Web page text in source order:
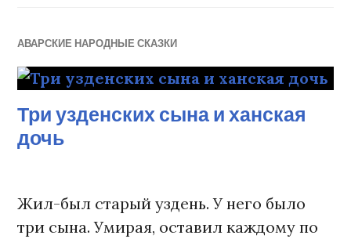
АВАРСКИЕ НАРОДНЫЕ СКАЗКИ
Три узденских сына и ханская
дочь
Жил-был старый уздень. У него было
три сына. Умирая, оставил каждому по